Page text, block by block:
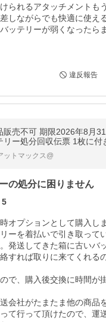
られるアタッチメントも
しながらでも快適に使え
ッテリーが弱くなったら
違反報告
販売不可 期限2026年8月
リー処分回収伝票 1枚に付
当店バッテリーと同時購入
ッテリー引き取り券
ットマックス@
の処分に困りません
5
オプションとして購入し
ーを着払いで引き取って
発送してきた箱に古いバ
すれば取りに来てくれる
で、購入後交換に時間が
会社がたまたま他の商品
て行って頂けたので、運